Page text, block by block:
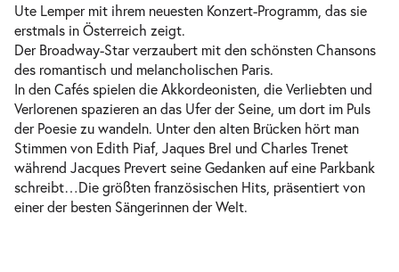
Ute Lemper mit ihrem neuesten Konzert-Programm, das sie
erstmals in Österreich zeigt.
Der Broadway-Star verzaubert mit den schönsten Chansons
des romantisch und melancholischen Paris.
In den Cafés spielen die Akkordeonisten, die Verliebten und
Verlorenen spazieren an das Ufer der Seine, um dort im Puls
der Poesie zu wandeln. Unter den alten Brücken hört man
Stimmen von Edith Piaf, Jaques Brel und Charles Trenet
während Jacques Prevert seine Gedanken auf eine Parkbank
schreibt…Die größten französischen Hits, präsentiert von
einer der besten Sängerinnen der Welt.